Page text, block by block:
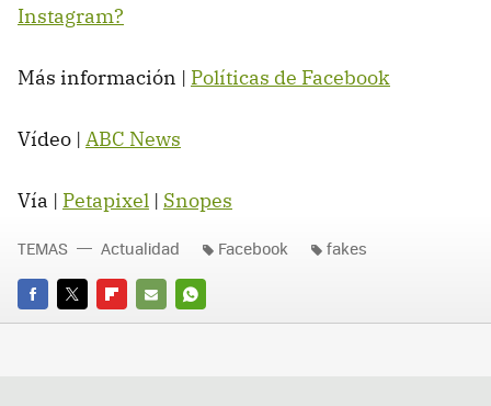
Instagram?
Más información | Políticas de Facebook
Vídeo | ABC News
Vía | Petapixel | Snopes
FACEBOOK
TWITTERFLIPBOARD
E-
WHATSAPP
TEMAS Actualidad Facebook fakes